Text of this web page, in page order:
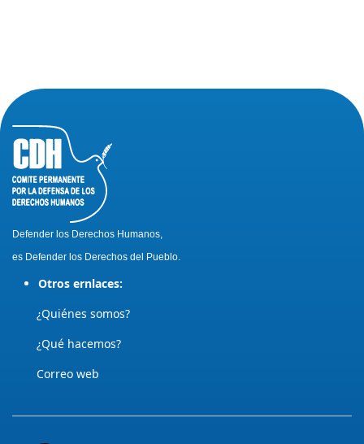
Defender los Derechos Humanos,
es Defender los Derechos del Pueblo.
Otros ernlaces:
¿Quiénes somos?
¿Qué hacemos?
Correo web